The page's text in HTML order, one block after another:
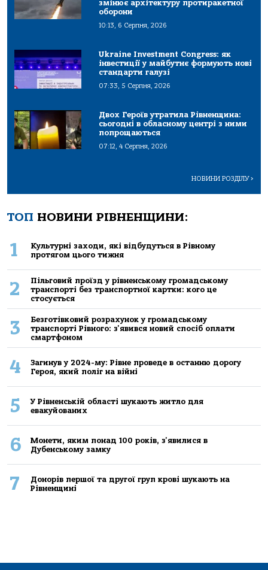
змінює архітектуру протиракетної
оборони
10:13, 6 Серпня, 2026
Ukraine Investment Congress: як
інвестиції у майбутнє формують нові
стандарти галузі
07:33, 5 Серпня, 2026
Двох Героїв утратила Рівненщина:
сьогодні в обласному центрі з ними
попрощаються
07:12, 4 Серпня, 2026
НОВИНИ РОЗДІЛУ>
ТОП НОВИНИ РІВНЕНЩИНИ:
1
Культурні заходи, які відбудуться в Рівному
протягом цього тижня
2
Пільговий проїзд у рівненському громадському
транспорті без транспортної картки: кого це
стосується
3
Безготівковий розрахунок у громадському
транспорті Рівного: з'явився новий спосіб оплати
смартфоном
4
Загинув у 2024-му: Рівне проведе в останню дорогу
Героя, який поліг на війні
5
У Рівненській області шукають житло для
евакуйованих
6
Монети, яким понад 100 років, з'явилися в
Дубенському замку
7
Донорів першої та другої груп крові шукають на
Рівненщині